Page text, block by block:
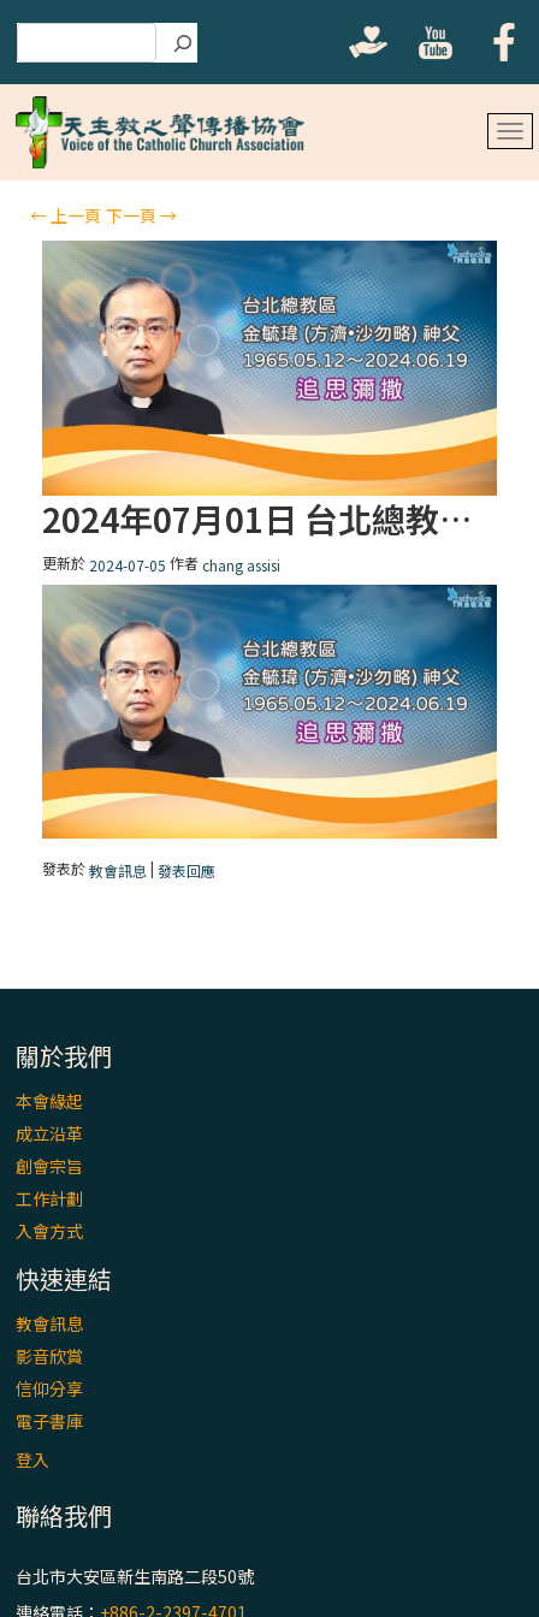
←上一頁 下一頁→
2024年07月01日 台北總教區金毓瑋 (方濟•沙勿略) 神父追思彌撒
更新於 2024-07-05 作者chang assisi
發表於教會訊息|發表回應
關於我們
本會緣起
成立沿革
創會宗旨
工作計劃
入會方式
快速連結
教會訊息
影音欣賞
信仰分享
電子書庫
登入
聯絡我們
台北市大安區新生南路二段50號